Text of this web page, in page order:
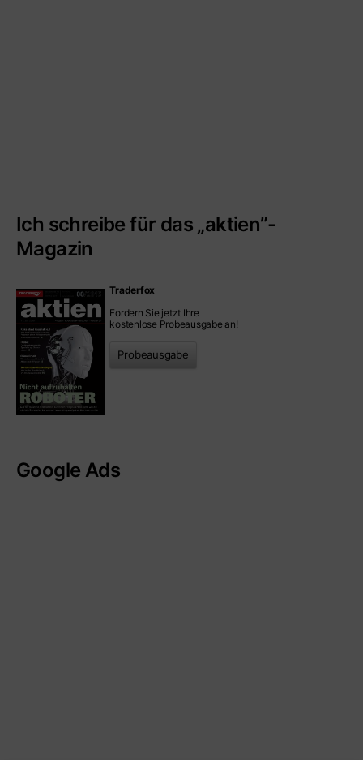
Ich schreibe für das „aktien”-
Magazin
Traderfox
Fordern Sie jetzt Ihre
kostenlose Probeausgabe an!
Probeausgabe
Google Ads